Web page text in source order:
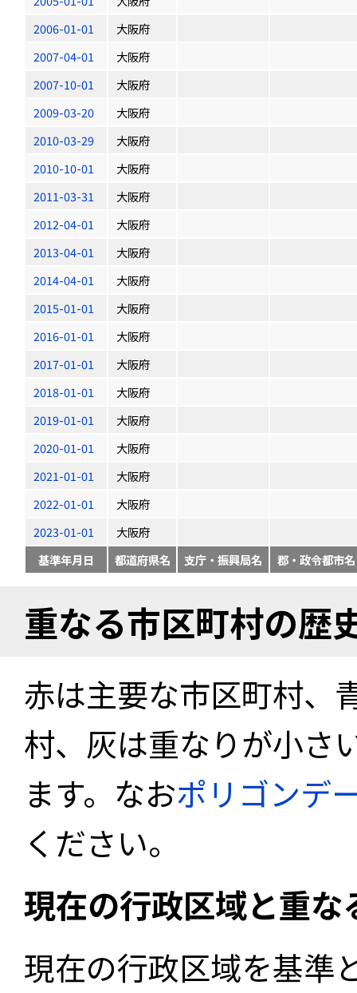
2006-01-01
大阪府
2007-04-01
大阪府
2007-10-01
大阪府
2009-03-20
大阪府
2010-03-29
大阪府
2010-10-01
大阪府
2011-03-31
大阪府
2012-04-01
大阪府
2013-04-01
大阪府
2014-04-01
大阪府
2015-01-01
大阪府
2016-01-01
大阪府
2017-01-01
大阪府
2018-01-01
大阪府
2019-01-01
大阪府
2020-01-01
大阪府
2021-01-01
大阪府
2022-01-01
大阪府
2023-01-01
大阪府
基準年月日
都道府県名 支庁・振興局名 郡・政令都市名
重なる市区町村の歴
赤は主要な市区町村、
村、灰は重なりが小さ
ます。なおポリゴンデ
ください。
現在の行政区域と重
現在の行政区域を基準